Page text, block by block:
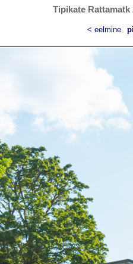
Tipikate Rattamatk
< eelmine